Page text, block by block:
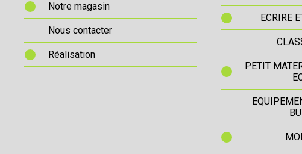
Notre magasin
Nous contacter
Réalisation
ECRIRE
PETIT